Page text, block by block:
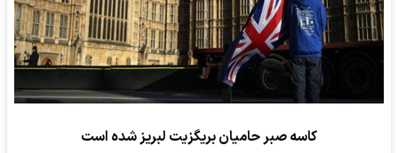
کاسه صبر حامیان بریگزیت لبریز شده است